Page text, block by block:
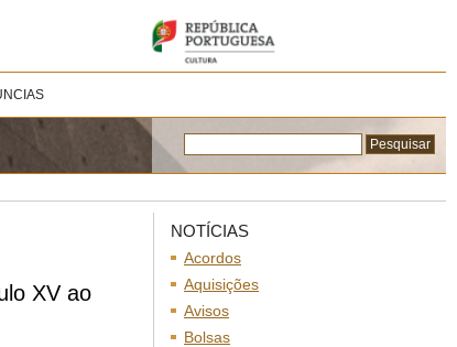
XV ao
NOTÍCIAS
Acordos
Aquisições
Avisos
Bolsas